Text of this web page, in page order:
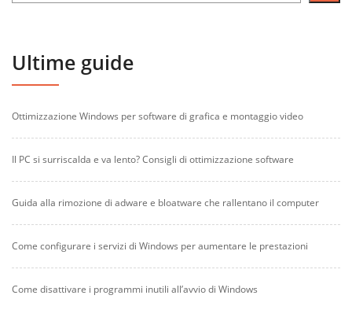
Ultime guide
Ottimizzazione Windows per software di grafica e montaggio video
Il PC si surriscalda e va lento? Consigli di ottimizzazione software
Guida alla rimozione di adware e bloatware che rallentano il computer
Come configurare i servizi di Windows per aumentare le prestazioni
Come disattivare i programmi inutili all’avvio di Windows